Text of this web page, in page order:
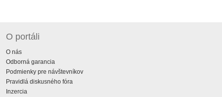
O portáli
O nás
Odborná garancia
Podmienky pre návštevníkov
Pravidlá diskusného fóra
Inzercia